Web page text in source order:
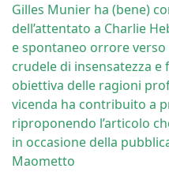
Gilles Munier ha (bene)
dell’attentato a Charlie
e spontaneo orrore
crudele di insensatezza e
obiettiva delle ragioni
vicenda ha contribuito a
riproponendo l’articolo
in occasione della
Maometto